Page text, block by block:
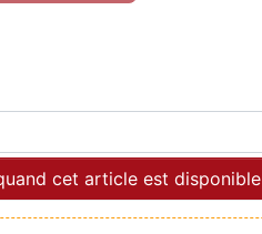
cet article est disponible